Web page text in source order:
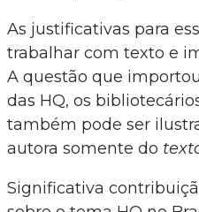
As justificativas para
trabalhar com texto e
A questão que
das HQ, os
também pode ser
autora somente do
Significativa